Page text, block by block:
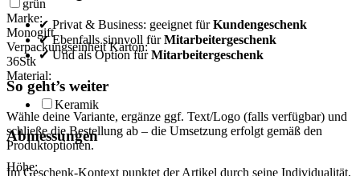
✔ Privat & Business: geeignet fürKundengeschenk
✔ Ebenfalls sinnvoll fürMitarbeitergeschenk
✔ Und als Option fürMitarbeitergeschenk
So geht’s weiter
Wähle deine Variante, ergänze ggf. Text/Logo (falls verfügbar) und
schließe die Bestellung ab – die Umsetzung erfolgt gemäß den
Produktoptionen.
Im Geschenk-Kontext punktet der Artikel durch seine Individualität,
grün
Marke:
Monogift
Verpackungseinheit Karton:
36Stk
Material:
Keramik
Abmessungen
Höhe: